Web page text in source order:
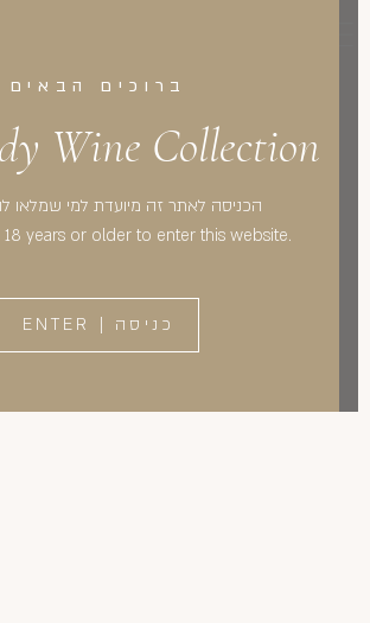
ברוכים הבאים
Wine Collection
הכניסה לאתר זה מיועדת למי שמלאו לו 18 שנים.
18 years or older to enter this website.
כניסה | ENTER